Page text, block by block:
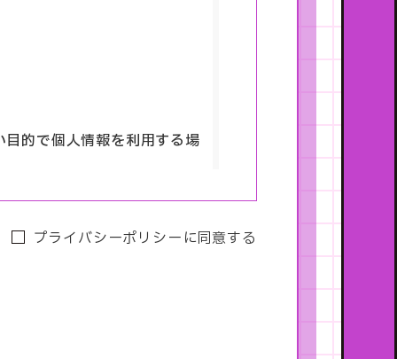
的で個人情報を利用する場
る回答及び資料送付
プライバシーポリシーに同意する